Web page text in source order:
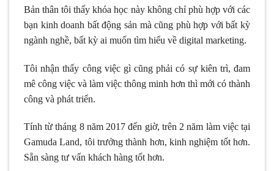
Bản thân tôi thấy khóa học này không chỉ phù hợp với các
bạn kinh doanh bất động sản mà cũng phù hợp với bất kỳ
ngành nghề, bất kỳ ai muốn tìm hiểu về digital marketing.
Tôi nhận thấy công việc gì cũng phải có sự kiên trì, đam
mê công việc và làm việc thông minh hơn thì mới có thành
công và phát triển.
Tính từ tháng 8 năm 2017 đến giờ, trên 2 năm làm việc tại
Gamuda Land, tôi trưởng thành hơn, kinh nghiệm tốt hơn.
Sẵn sàng tư vấn khách hàng tốt hơn.